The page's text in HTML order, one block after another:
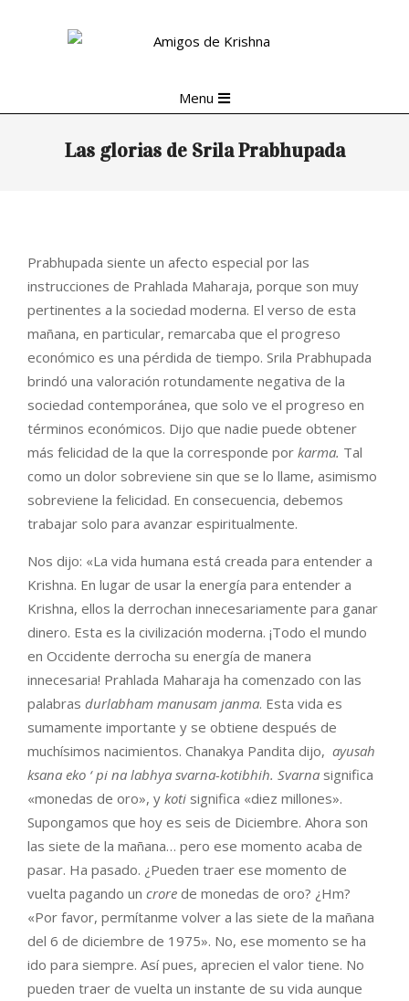
Navigation
Menu
Las glorias de Srila Prabhupada
Prabhupada siente un afecto especial por las
instrucciones de Prahlada Maharaja, porque son muy
pertinentes a la sociedad moderna. El verso de esta
mañana, en particular, remarcaba que el progreso
económico es una pérdida de tiempo. Srila Prabhupada
brindó una valoración rotundamente negativa de la
sociedad contemporánea, que solo ve el progreso en
términos económicos. Dijo que nadie puede obtener
más felicidad de la que la corresponde por karma. Tal
como un dolor sobreviene sin que se lo llame, asimismo
sobreviene la felicidad. En consecuencia, debemos
trabajar solo para avanzar espiritualmente.
Nos dijo: «La vida humana está creada para entender a
Krishna. En lugar de usar la energía para entender a
Krishna, ellos la derrochan innecesariamente para ganar
dinero. Esta es la civilización moderna. ¡Todo el mundo
en Occidente derrocha su energía de manera
innecesaria! Prahlada Maharaja ha comenzado con las
palabras durlabham manusam janma. Esta vida es
sumamente importante y se obtiene después de
muchísimos nacimientos. Chanakya Pandita dijo, ayusah
ksana eko ‘ pi na labhya svarna-kotibhih. Svarna significa
«monedas de oro», y koti significa «diez millones».
Supongamos que hoy es seis de Diciembre. Ahora son
las siete de la mañana… pero ese momento acaba de
pasar. Ha pasado. ¿Pueden traer ese momento de
vuelta pagando un crore de monedas de oro? ¿Hm?
«Por favor, permítanme volver a las siete de la mañana
del 6 de diciembre de 1975». No, ese momento se ha
ido para siempre. Así pues, aprecien el valor tiene. No
pueden traer de vuelta un instante de su vida aunque